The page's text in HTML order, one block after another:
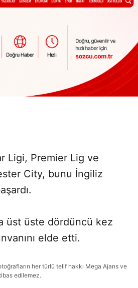
Ligi, Premier Lig ve
City, bunu İngiliz
üst üste dördüncü kez
elde etti.
her türlü telif hakkı Mega Ajans ve
edilemez.